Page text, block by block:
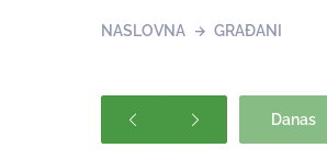
NASLOVNA GRAĐANI
Danas